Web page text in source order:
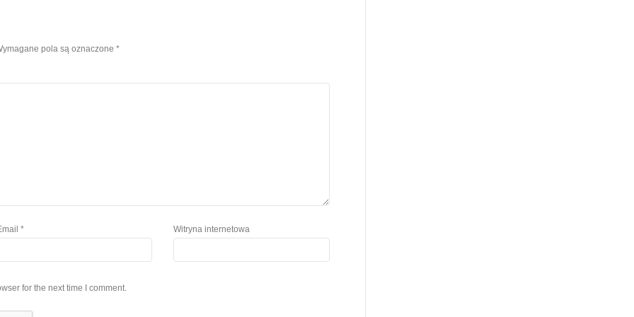
pola są oznaczone *
* Witryna internetowa
for the next time I comment.